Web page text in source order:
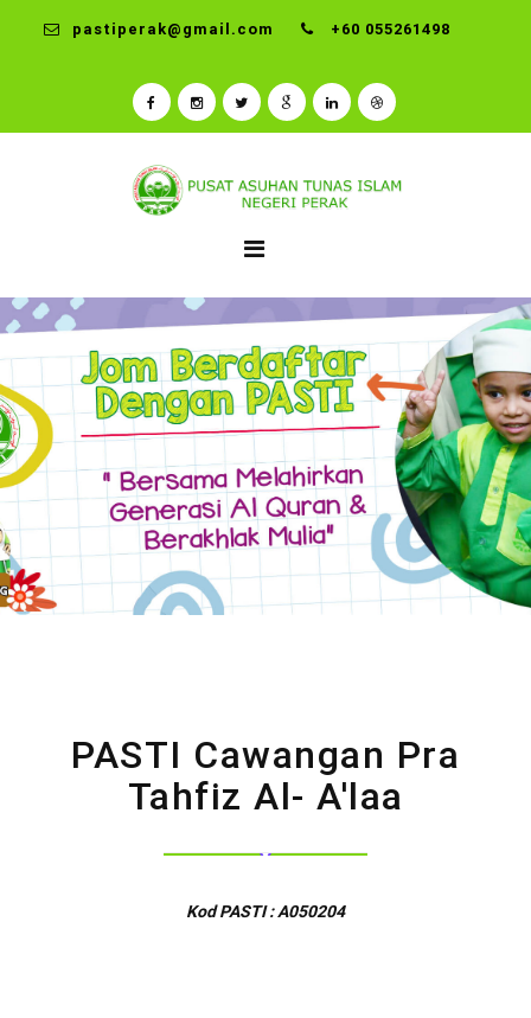
pastiperak@gmail.com +60 055261498
PASTI Cawangan Pra
Tahfiz Al- A'laa
Kod PASTI : A050204